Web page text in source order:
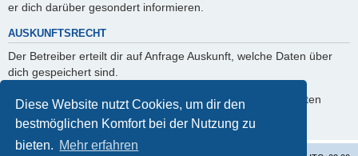
Diese Website nutzt Cookies, um dir den
bestmöglichen Komfort bei der Nutzung zu
bieten. Mehr erfahren
er dich darüber gesondert informieren.
AUSKUNFTSRECHT
Der Betreiber erteilt dir auf Anfrage Auskunft, welche Daten über
dich gespeichert sind.
Du kannst jederzeit die Löschung bzw. Sperrung deiner Daten
verlangen. Kontaktiere hierzu bitte den Betreiber.